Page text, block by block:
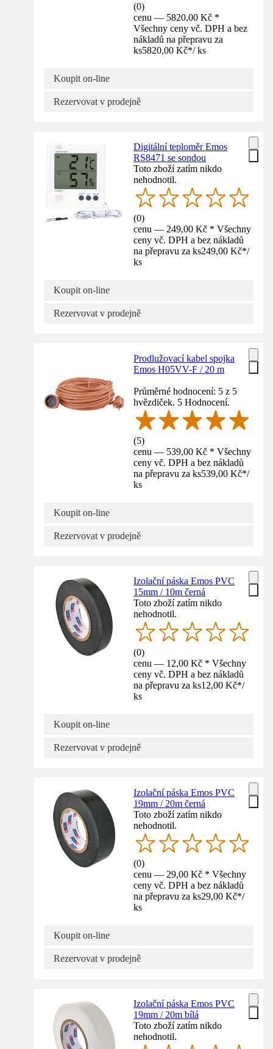
(0)
cenu — 5820,00 Kč *
Všechny ceny vč. DPH a bez
nákladů na přepravu za
ks5820,00 Kč*/ ks
Koupit on-line
Rezervovat v prodejně
Digitální teploměr Emos
RS8471 se sondou
Toto zboží zatím nikdo
nehodnotil.
(0)
cenu — 249,00 Kč * Všechny
ceny vč. DPH a bez nákladů
na přepravu za ks249,00 Kč*/
ks
Koupit on-line
Rezervovat v prodejně
Prodlužovací kabel spojka
Emos H05VV-F / 20 m
Průměrné hodnocení: 5 z 5
hvězdiček. 5 Hodnocení.
(5)
cenu — 539,00 Kč * Všechny
ceny vč. DPH a bez nákladů
na přepravu za ks539,00 Kč*/
ks
Koupit on-line
Rezervovat v prodejně
Izolační páska Emos PVC
15mm / 10m černá
Toto zboží zatím nikdo
nehodnotil.
(0)
cenu — 12,00 Kč * Všechny
ceny vč. DPH a bez nákladů
na přepravu za ks12,00 Kč*/
ks
Koupit on-line
Rezervovat v prodejně
Izolační páska Emos PVC
19mm / 20m černá
Toto zboží zatím nikdo
nehodnotil.
(0)
cenu — 29,00 Kč * Všechny
ceny vč. DPH a bez nákladů
na přepravu za ks29,00 Kč*/
ks
Koupit on-line
Rezervovat v prodejně
Izolační páska Emos PVC
19mm / 20m bílá
Toto zboží zatím nikdo
nehodnotil.